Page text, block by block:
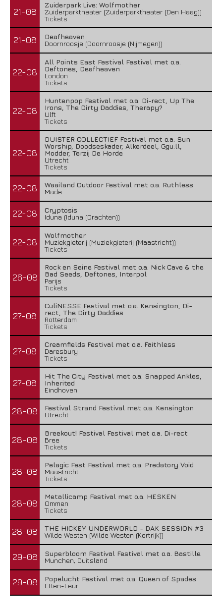
21-08
Zuiderpark Live: Wolfmother
Zuiderparktheater (Zuiderparktheater (Den Haag))
Tickets
21-08
Deafheaven
Doornroosje (Doornroosje (Nijmegen))
22-08
All Points East Festival Festival met o.a.
Deftones, Deafheaven
London
Tickets
22-08
Huntenpop Festival met o.a. Di-rect, Up The
Irons, The Dirty Daddies, Therapy?
Ulft
Tickets
22-08
DUISTER COLLECTIEF Festival met o.a. Sun
Worship, Doodseskader, Alkerdeel, Ggu:ll,
Modder, Terzij De Horde
Utrecht
Tickets
22-08
Waailand Outdoor Festival met o.a. Ruthless
Made
22-08
Cryptosis
Iduna (Iduna (Drachten))
22-08
Wolfmother
Muziekgieterij (Muziekgieterij (Maastricht))
Tickets
26-08
Rock en Seine Festival met o.a. Nick Cave & the
Bad Seeds, Deftones, Interpol
Parijs
Tickets
27-08
CuliNESSE Festival met o.a. Kensington, Di-
rect, The Dirty Daddies
Rotterdam
Tickets
27-08
Creamfields Festival met o.a. Faithless
Daresbury
Tickets
27-08
Hit The City Festival met o.a. Snapped Ankles,
Inherited
Eindhoven
28-08
Festival Strand Festival met o.a. Kensington
Utrecht
28-08
Breekout! Festival Festival met o.a. Di-rect
Bree
Tickets
28-08
Pelagic Fest Festival met o.a. Predatory Void
Maastricht
Tickets
28-08
Metallicamp Festival met o.a. HESKEN
Ommen
Tickets
28-08
THE HICKEY UNDERWORLD - DAK SESSION #3
Wilde Westen (Wilde Westen (Kortrijk))
29-08
Superbloom Festival Festival met o.a. Bastille
Munchen, Duitsland
29-08
Popelucht Festival met o.a. Queen of Spades
Etten-Leur